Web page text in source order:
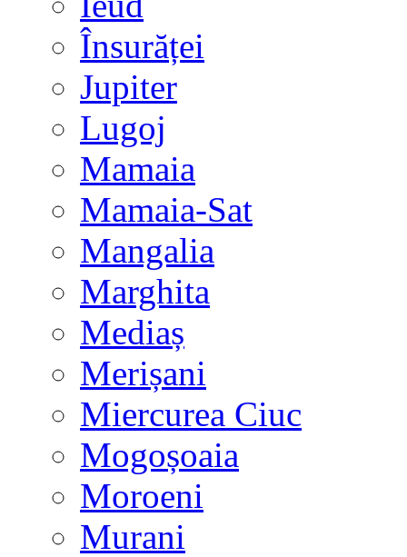
Însurăței
Jupiter
Lugoj
Mamaia
Mamaia-Sat
Mangalia
Marghita
Mediaș
Merișani
Miercurea Ciuc
Mogoșoaia
Moroeni
Murani